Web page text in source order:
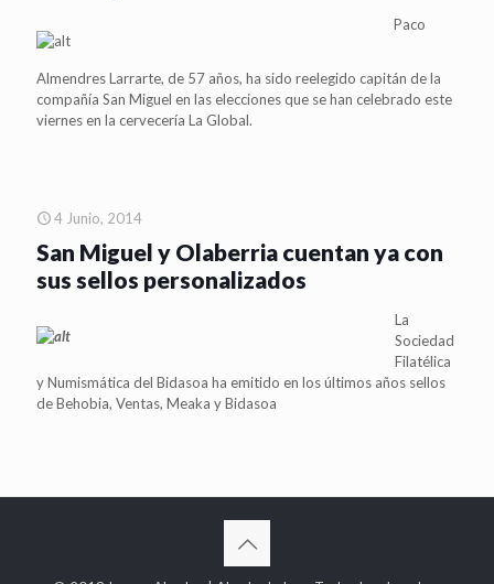
Paco
Almendres Larrarte, de 57 años, ha sido reelegido capitán de la
compañía San Miguel en las elecciones que se han celebrado este
viernes en la cervecería La Global.
4 Junio, 2014
San Miguel y Olaberria cuentan ya con
sus sellos personalizados
La
Sociedad
Filatélica
y Numismática del Bidasoa ha emitido en los últimos años sellos
de Behobia, Ventas, Meaka y Bidasoa